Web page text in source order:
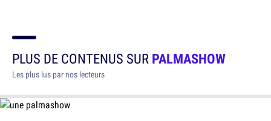
PLUS DE CONTENUS SURPALMASHOW
Les plus lus par nos lecteurs